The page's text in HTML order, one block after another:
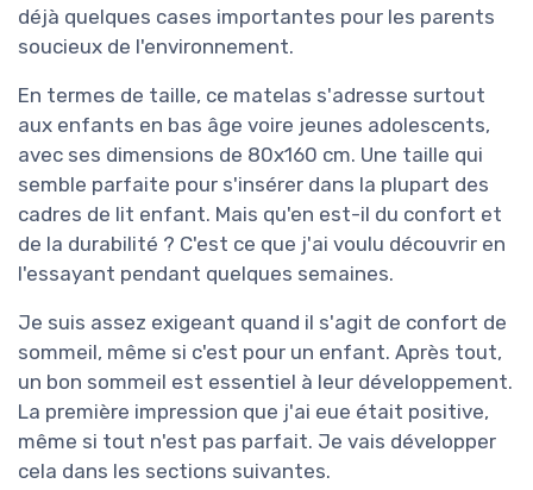
déjà quelques cases importantes pour les parents
soucieux de l'environnement.
En termes de taille, ce matelas s'adresse surtout
aux enfants en bas âge voire jeunes adolescents,
avec ses dimensions de 80x160 cm. Une taille qui
semble parfaite pour s'insérer dans la plupart des
cadres de lit enfant. Mais qu'en est-il du confort et
de la durabilité ? C'est ce que j'ai voulu découvrir en
l'essayant pendant quelques semaines.
Je suis assez exigeant quand il s'agit de confort de
sommeil, même si c'est pour un enfant. Après tout,
un bon sommeil est essentiel à leur développement.
La première impression que j'ai eue était positive,
même si tout n'est pas parfait. Je vais développer
cela dans les sections suivantes.